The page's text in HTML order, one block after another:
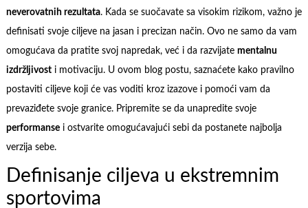
neverovatnih rezultata. Kada se suočavate sa visokim rizikom, važno je
definisati svoje ciljeve na jasan i precizan način. Ovo ne samo da vam
omogućava da pratite svoj napredak, već i da razvijate mentalnu
izdržljivosti motivaciju. U ovom blog postu, saznaćete kako pravilno
postaviti ciljeve koji će vas voditi kroz izazove i pomoći vam da
prevaziđete svoje granice. Pripremite se da unapredite svoje
performansei ostvarite omogućavajući sebi da postanete najbolja
verzija sebe.
Definisanje ciljeva u ekstremnim
sportovima